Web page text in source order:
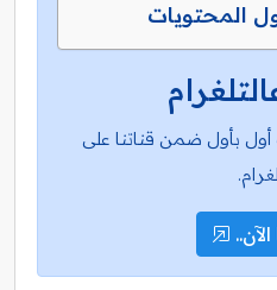
المحتويات
أول بأول ضمن قناتنا على